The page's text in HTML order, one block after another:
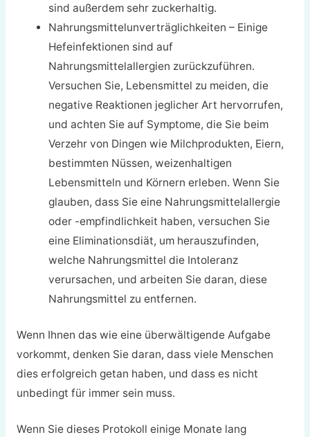
sind außerdem sehr zuckerhaltig.
Nahrungsmittelunverträglichkeiten – Einige
Hefeinfektionen sind auf
Nahrungsmittelallergien zurückzuführen.
Versuchen Sie, Lebensmittel zu meiden, die
negative Reaktionen jeglicher Art hervorrufen,
und achten Sie auf Symptome, die Sie beim
Verzehr von Dingen wie Milchprodukten, Eiern,
bestimmten Nüssen, weizenhaltigen
Lebensmitteln und Körnern erleben. Wenn Sie
glauben, dass Sie eine Nahrungsmittelallergie
oder -empfindlichkeit haben, versuchen Sie
eine Eliminationsdiät, um herauszufinden,
welche Nahrungsmittel die Intoleranz
verursachen, und arbeiten Sie daran, diese
Nahrungsmittel zu entfernen.
Wenn Ihnen das wie eine überwältigende Aufgabe
vorkommt, denken Sie daran, dass viele Menschen
dies erfolgreich getan haben, und dass es nicht
unbedingt für immer sein muss.
Wenn Sie dieses Protokoll einige Monate lang